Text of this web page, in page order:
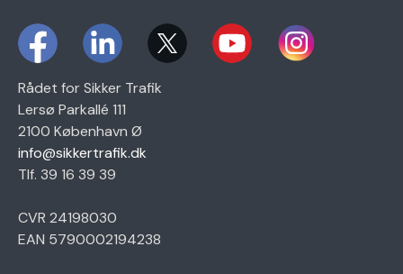
Rådet for Sikker Trafik
Lersø Parkallé 111
2100 København Ø
info@sikkertrafik.dk
Tlf. 39 16 39 39
CVR 24198030
EAN 5790002194238